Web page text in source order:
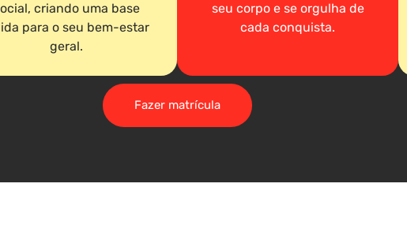
criando uma base
para o seu bem-estar
geral.
seu corpo e se orgulha de
cada conquista.
Fazer matrícula